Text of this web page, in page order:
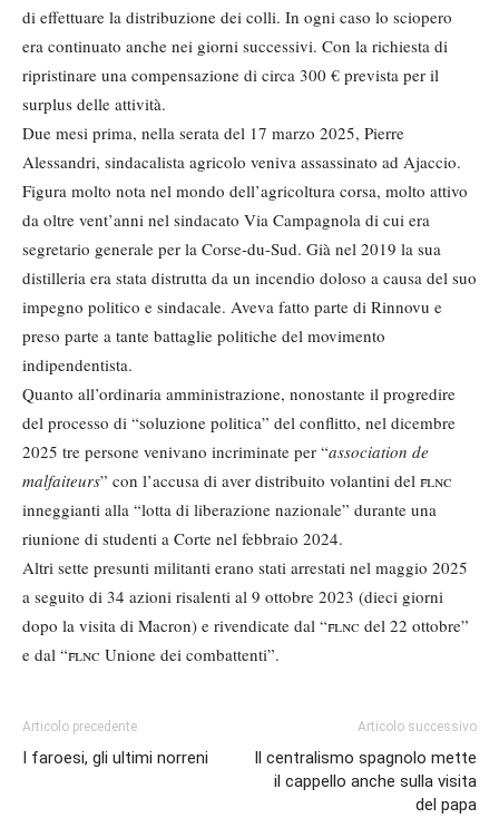
di effettuare la distribuzione dei colli. In ogni caso lo sciopero
era continuato anche nei giorni successivi. Con la richiesta di
ripristinare una compensazione di circa 300 € prevista per il
surplus delle attività.
Due mesi prima, nella serata del 17 marzo 2025, Pierre
Alessandri, sindacalista agricolo veniva assassinato ad Ajaccio.
Figura molto nota nel mondo dell’agricoltura corsa, molto attivo
da oltre vent’anni nel sindacato Via Campagnola di cui era
segretario generale per la Corse-du-Sud. Già nel 2019 la sua
distilleria era stata distrutta da un incendio doloso a causa del suo
impegno politico e sindacale. Aveva fatto parte di Rinnovu e
preso parte a tante battaglie politiche del movimento
indipendentista.
Quanto all’ordinaria amministrazione, nonostante il progredire
del processo di “soluzione politica” del conflitto, nel dicembre
2025 tre persone venivano incriminate per “association de
malfaiteurs” con l’accusa di aver distribuito volantini del flnc
inneggianti alla “lotta di liberazione nazionale” durante una
riunione di studenti a Corte nel febbraio 2024.
Altri sette presunti militanti erano stati arrestati nel maggio 2025
a seguito di 34 azioni risalenti al 9 ottobre 2023 (dieci giorni
dopo la visita di Macron) e rivendicate dal “flnc del 22 ottobre”
e dal “flnc Unione dei combattenti”.
Articolo precedente
I faroesi, gli ultimi norreni
Articolo successivo
Il centralismo spagnolo mette
il cappello anche sulla visita
del papa